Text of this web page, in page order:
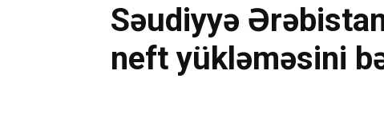
Səudiyyə
neft yükləməsini